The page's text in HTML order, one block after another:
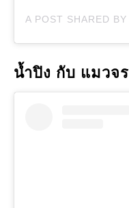
น้ำปิง กับ แมวจร